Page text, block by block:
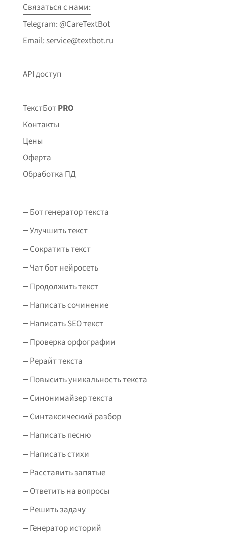
Связаться с нами:
Telegram: @CareTextBot
Email: service@textbot.ru
API доступ
ТекстБотPRO
Контакты
Цены
Оферта
Обработка ПД
Бот генератор текста
Улучшить текст
Сократить текст
Чат бот нейросеть
Продолжить текст
Написать сочинение
Написать SEO текст
Проверка орфографии
Рерайт текста
Повысить уникальность текста
Синонимайзер текста
Синтаксический разбор
Написать песню
Написать стихи
Расставить запятые
Ответить на вопросы
Решить задачу
Генератор историй